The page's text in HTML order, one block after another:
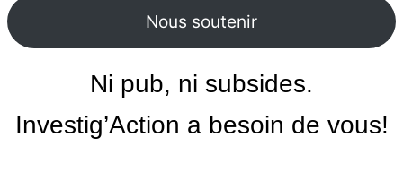
Nous soutenir
Ni pub, ni subsides.
Investig’Action a besoin de vous!